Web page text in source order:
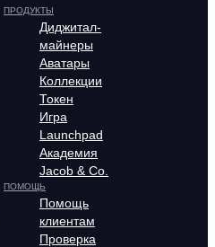
ПРОДУКТЫ
Диджитал-
майнеры
Аватары
Коллекции
Токен
Игра
Launchpad
Академия
Jacob & Co.
ПОМОЩЬ
Помощь
клиентам
Проверка